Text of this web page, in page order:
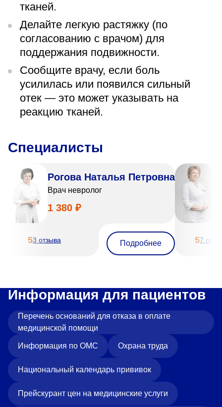
тканей.
Делайте легкую растяжку (по
согласованию с врачом) для
поддержания подвижности.
Сообщите врачу, если боль
усилилась или появился сильный
отек — это может указывать на
реакцию тканей.
Специалисты
Рогова Наталья Петровна
Врач невролог
1 380 ₽
53 отзыва Подробнее 57
Информация для пациентов
Перечень оснований для отказа в оплате
медицинской помощи
Информация по ОМС Охрана труда
Национальный календарь прививок
Прейскурант цен на медицинские услуги